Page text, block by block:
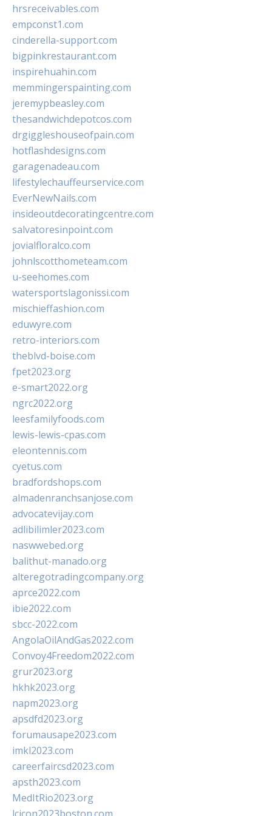
hrsreceivables.com
empconst1.com
cinderella-support.com
bigpinkrestaurant.com
inspirehuahin.com
memmingerspainting.com
jeremypbeasley.com
thesandwichdepotcos.com
drgiggleshouseofpain.com
hotflashdesigns.com
garagenadeau.com
lifestylechauffeurservice.com
EverNewNails.com
insideoutdecoratingcentre.com
salvatoresinpoint.com
jovialfloralco.com
johnlscotthometeam.com
u-seehomes.com
watersportslagonissi.com
mischieffashion.com
eduwyre.com
retro-interiors.com
theblvd-boise.com
fpet2023.org
e-smart2022.org
ngrc2022.org
leesfamilyfoods.com
lewis-lewis-cpas.com
eleontennis.com
cyetus.com
bradfordshops.com
almadenranchsanjose.com
advocatevijay.com
adlibilimler2023.com
naswwebed.org
balithut-manado.org
alteregotradingcompany.org
aprce2022.com
ibie2022.com
sbcc-2022.com
AngolaOilAndGas2022.com
Convoy4Freedom2022.com
grur2023.org
hkhk2023.org
napm2023.org
apsdfd2023.org
forumausape2023.com
imkl2023.com
careerfaircsd2023.com
apsth2023.com
MedItRio2023.org